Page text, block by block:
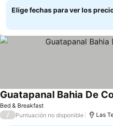
Elige fechas para ver los
Bed & Breakfast
Guatapanal Bahia De
/ Puntuación no disponible